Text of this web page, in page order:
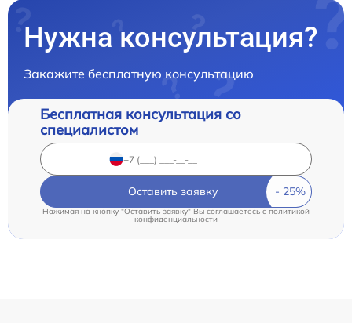
Нужна консультация?
Закажите бесплатную консультацию
Бесплатная консультация со
специалистом
Оставить заявку
Нажимая на кнопку "Оставить заявку" Вы соглашаетесь cполитикой
конфиденциальности